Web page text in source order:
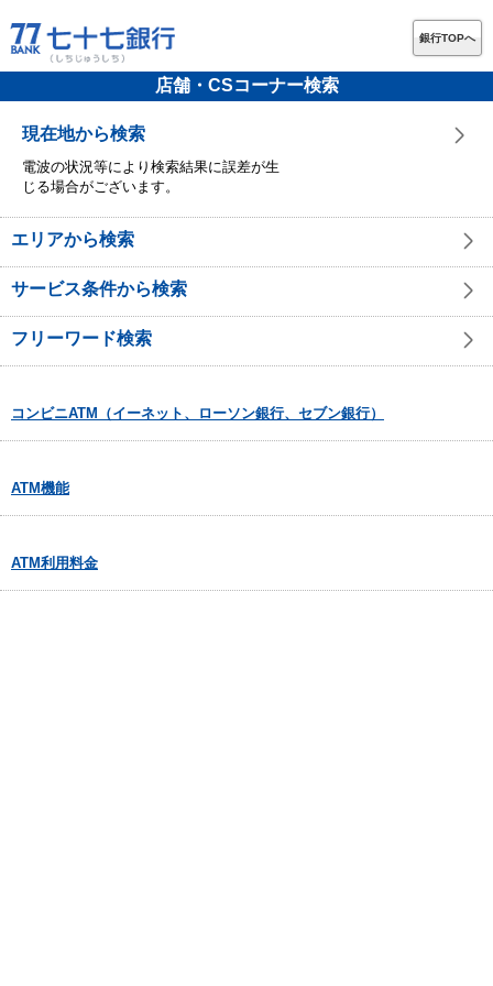
銀行TOPへ
店舗・CSコーナー検索
現在地から検索
電波の状況等により検索結果に誤差が生
じる場合がございます。
エリアから検索
サービス条件から検索
フリーワード検索
コンビニATM（イーネット、ローソン銀行、セブン銀行）
ATM機能
ATM利用料金